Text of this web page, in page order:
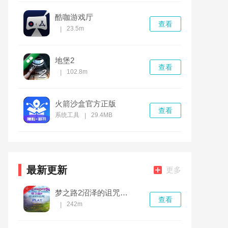
酷咖游戏厅
23.5m
查看
地堡2
102.8m
查看
火箭沙盒官方正版
系统工具 29.4MB
查看
最新更新 更多
梦之路2沼泽的诅咒电脑版 v1.0.0中文版
242m
查看